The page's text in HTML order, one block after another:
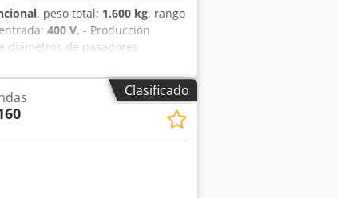
, peso total: 1.600 kg, rango
400 V, - Producción
diámetros de pasadores
mm - Longitud mínima del
30 mm - Motor de
alimentación: 1,5 kW Dodpfxjv
de salida de tracción
Clasificado